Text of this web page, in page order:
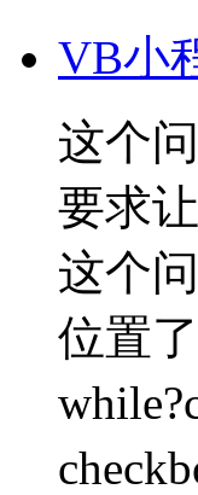
VB小
这个
要求
这个
位置